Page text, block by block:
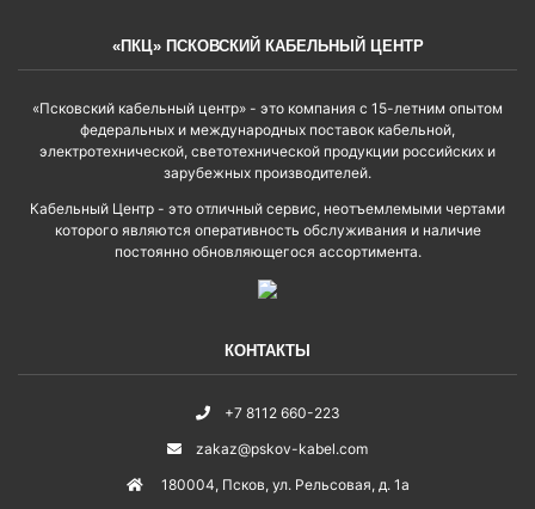
«ПКЦ» ПСКОВСКИЙ КАБЕЛЬНЫЙ ЦЕНТР
«Псковский кабельный центр» - это компания с 15-летним опытом
федеральных и международных поставок кабельной,
электротехнической, светотехнической продукции российских и
зарубежных производителей.
Кабельный Центр - это отличный сервис, неотъемлемыми чертами
которого являются оперативность обслуживания и наличие
постоянно обновляющегося ассортимента.
КОНТАКТЫ
+7 8112 660-223
zakaz@pskov-kabel.com
180004, Псков, ул. Рельсовая, д. 1а